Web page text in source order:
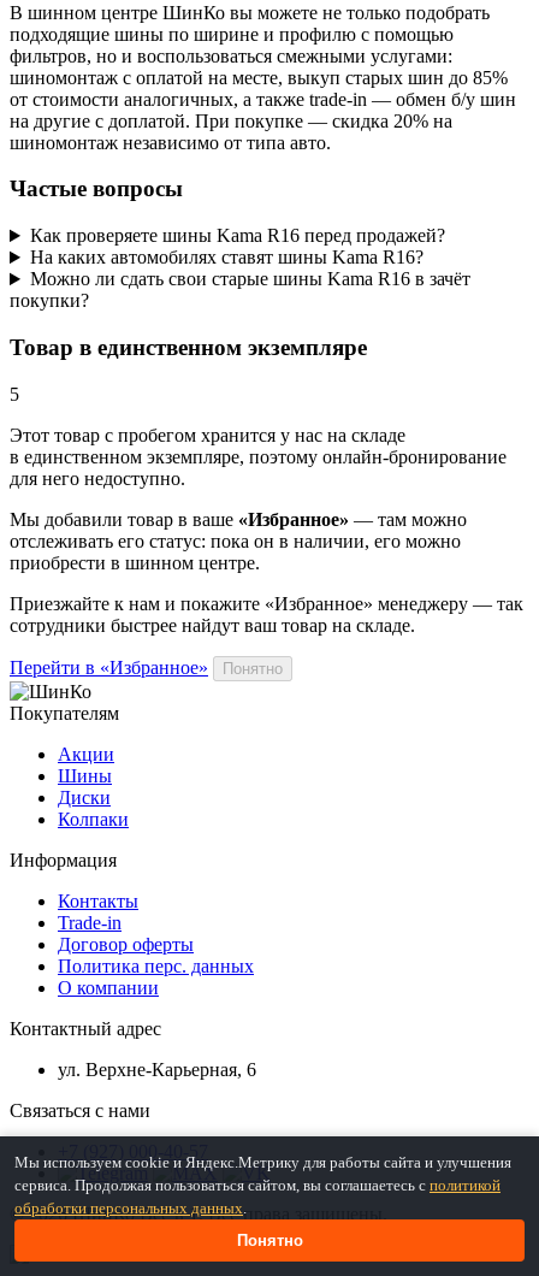
В шинном центре ШинКо вы можете не только подобрать
подходящие шины по ширине и профилю с помощью
фильтров, но и воспользоваться смежными услугами:
шиномонтаж с оплатой на месте, выкуп старых шин до 85%
от стоимости аналогичных, а также trade-in — обмен б/у шин
на другие с доплатой. При покупке — скидка 20% на
шиномонтаж независимо от типа авто.
Частые вопросы
Как проверяете шины Kama R16 перед продажей?
На каких автомобилях ставят шины Kama R16?
Можно ли сдать свои старые шины Kama R16 в зачёт
покупки?
Товар в единственном экземпляре
5
Этот товар с пробегом хранится у нас на складе
в единственном экземпляре, поэтому онлайн-бронирование
для него недоступно.
Мы добавили товар в ваше «Избранное» — там можно
отслеживать его статус: пока он в наличии, его можно
приобрести в шинном центре.
Приезжайте к нам и покажите «Избранное» менеджеру — так
сотрудники быстрее найдут ваш товар на складе.
Перейти в «Избранное» Понятно
Покупателям
Акции
Шины
Диски
Колпаки
Информация
Контакты
Trade-in
Договор оферты
Политика перс. данных
О компании
Контактный адрес
ул. Верхне-Карьерная, 6
Связаться с нами
© 2026 ШинКо Всё в 1. Все права защищены.
Мы используем cookie и Яндекс.Метрику для работы сайта и улучшения
сервиса. Продолжая пользоваться сайтом, вы соглашаетесь с политикой
обработки персональных данных.
Понятно